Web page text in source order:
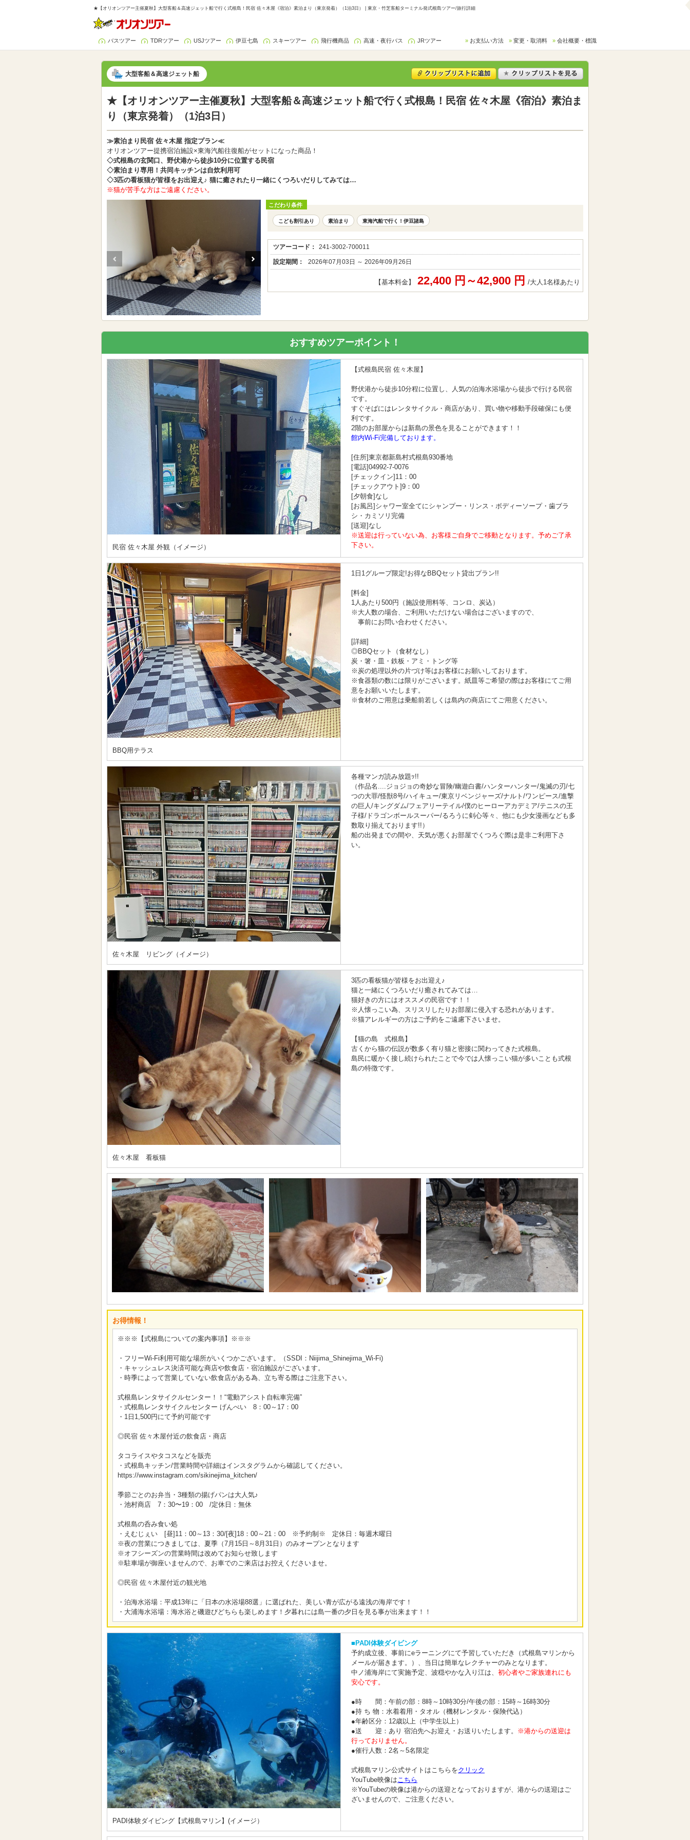
★【オリオンツアー主催夏秋】大型客船＆高速ジェット船で行く式根島！民宿 佐々木屋《宿泊》素泊まり（東京発着）（1泊3日） | 東京・竹芝客船ターミナル発式根島ツアー/旅行詳細
バスツアー TDRツアー USJツアー 伊豆七島 スキーツアー 飛行機商品 高速・夜行バス JRツアー お支払い方法 変更・取消料 会社概要・標識
大型客船＆高速ジェット船
★【オリオンツアー主催夏秋】大型客船＆高速ジェット船で行く式根島！民宿 佐々木屋《宿泊》素泊ま
り（東京発着）（1泊3日）
≫素泊まり民宿 佐々木屋 指定プラン≪
オリオンツアー提携宿泊施設×東海汽船往復船がセットになった商品！
◇式根島の玄関口、野伏港から徒歩10分に位置する民宿
◇素泊まり専用！共同キッチンは自炊利用可
◇3匹の看板猫が皆様をお出迎え♪ 猫に癒されたり一緒にくつろいだりしてみては…
※猫が苦手な方はご遠慮ください。
こだわり条件
こども割引あり 素泊まり 東海汽船で行く！伊豆諸島
ツアーコード： 241-3002-700011
設定期間： 2026年07月03日 ～ 2026年09月26日
【基本料金】 22,400 円～42,900 円 /大人1名様あたり
おすすめツアーポイント！
民宿 佐々木屋 外観（イメージ）
【式根島民宿 佐々木屋】
野伏港から徒歩10分程に位置し、人気の泊海水浴場から徒歩で行ける民宿
です。
すぐそばにはレンタサイクル・商店があり、買い物や移動手段確保にも便
利です。
2階のお部屋からは新島の景色を見ることができます！！
館内Wi-Fi完備しております。
[住所]東京都新島村式根島930番地
[電話]04992-7-0076
[チェックイン]11：00
[チェックアウト]9：00
[夕朝食]なし
[お風呂]シャワー室全てにシャンプー・リンス・ボディーソープ・歯ブラ
シ・カミソリ完備
[送迎]なし
※送迎は行っていない為、お客様ご自身でご移動となります。予めご了承
下さい。
BBQ用テラス
1日1グループ限定!お得なBBQセット貸出プラン!!
[料金]
1人あたり500円（施設使用料等、コンロ、炭込）
※大人数の場合、ご利用いただけない場合はございますので、
事前にお問い合わせください。
[詳細]
◎BBQセット（食材なし）
炭・箸・皿・鉄板・アミ・トング等
※炭の処理以外の片づけ等はお客様にお願いしております。
※食器類の数には限りがございます。紙皿等ご希望の際はお客様にてご用
意をお願いいたします。
※食材のご用意は乗船前若しくは島内の商店にてご用意ください。
佐々木屋 リビング（イメージ）
各種マンガ読み放題ｯ!!
（作品名....ジョジョの奇妙な冒険/幽遊白書/ハンターハンター/鬼滅の刃/七
つの大罪/怪獣8号/ハイキュー/東京リベンジャーズ/ナルト/ワンピース/進撃
の巨人/キングダム/フェアリーテイル/僕のヒーローアカデミア/テニスの王
子様/ドラゴンボールスーパー/るろうに剣心等々、他にも少女漫画なども多
数取り揃えております!!）
船の出発までの間や、天気が悪くお部屋でくつろぐ際は是非ご利用下さ
い。
佐々木屋 看板猫
3匹の看板猫が皆様をお出迎え♪
猫と一緒にくつろいだり癒されてみては…
猫好きの方にはオススメの民宿です！！
※人懐っこい為、スリスリしたりお部屋に侵入する恐れがあります。
※猫アレルギーの方はご予約をご遠慮下さいませ。
【猫の島 式根島】
古くから猫の伝説が数多く有り猫と密接に関わってきた式根島。
島民に暖かく接し続けられたことで今では人懐っこい猫が多いことも式根
島の特徴です。
お得情報！
※※※【式根島についての案内事項】※※※
・フリーWi-Fi利用可能な場所がいくつかございます。（SSDI：Niijima_Shinejima_Wi-Fi)
・キャッシュレス決済可能な商店や飲食店・宿泊施設がございます。
・時季によって営業していない飲食店がある為、立ち寄る際はご注意下さい。
式根島レンタサイクルセンター！！“電動アシスト自転車完備”
・式根島レンタサイクルセンター げんべい 8：00～17：00
・1日1,500円にて予約可能です
◎民宿 佐々木屋付近の飲食店・商店
タコライスやタコスなどを販売
・式根島キッチン/営業時間や詳細はインスタグラムから確認してください。
https://www.instagram.com/sikinejima_kitchen/
季節ごとのお弁当・3種類の揚げパンは大人気♪
・池村商店 7：30〜19：00 /定休日：無休
式根島の呑み食い処
・えむじぇい [昼]11：00～13：30/[夜]18：00～21：00 ※予約制※ 定休日：毎週木曜日
※夜の営業につきましては、夏季（7月15日～8月31日）のみオープンとなります
※オフシーズンの営業時間は改めてお知らせ致します
※駐車場が御座いませんので、お車でのご来店はお控えくださいませ。
◎民宿 佐々木屋付近の観光地
・泊海水浴場：平成13年に「日本の水浴場88選」に選ばれた、美しい青が広がる遠浅の海岸です！
・大浦海水浴場：海水浴と磯遊びどちらも楽しめます！夕暮れには島一番の夕日を見る事が出来ます！！
PADI体験ダイビング【式根島マリン】(イメージ）
■PADI体験ダイビング
予約成立後、事前にeラーニングにて予習していただき（式根島マリンから
メールが届きます。）、当日は簡単なレクチャーのみとなります。
中ノ浦海岸にて実施予定、波穏やかな入り江は、 初心者やご家族連れにも
安心です。
●時 間：午前の部：8時～10時30分/午後の部：15時～16時30分
●持 ち 物：水着着用・タオル（機材レンタル・保険代込）
●年齢区分：12歳以上（中学生以上）
●送 迎：あり 宿泊先へお迎え・お送りいたします。
※港からの送迎は
行っておりません。
●催行人数：2名～5名限定
式根島マリン公式サイトはこちらをクリック
YouTube映像はこちら
※YouTubeの映像は港からの送迎となっておりますが、港からの送迎はご
ざいませんので、ご注意ください。